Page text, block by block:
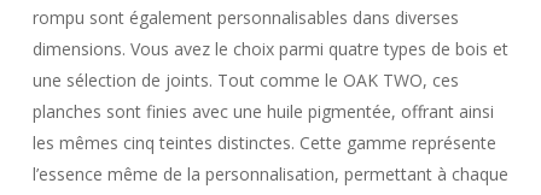
rompu sont également personnalisables dans diverses
dimensions. Vous avez le choix parmi quatre types de bois et
une sélection de joints. Tout comme le OAK TWO, ces
planches sont finies avec une huile pigmentée, offrant ainsi
les mêmes cinq teintes distinctes. Cette gamme représente
l’essence même de la personnalisation, permettant à chaque